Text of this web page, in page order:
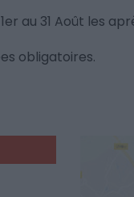
au 31 Août les
obligatoires.